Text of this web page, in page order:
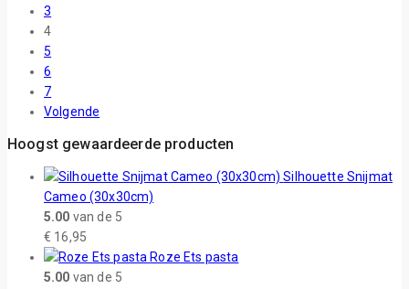
3
4
5
6
7
Volgende
Hoogst gewaardeerde producten
Silhouette Snijmat
Cameo (30x30cm)
5.00 van de 5
€ 16,95
Roze Ets pasta
5.00 van de 5